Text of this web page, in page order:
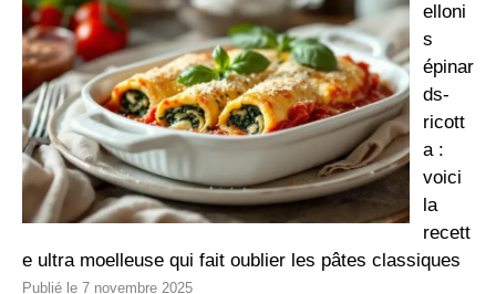
elloni
s
épinar
ds-
ricott
a :
voici
la
recett
e ultra moelleuse qui fait oublier les pâtes classiques
7 novembre 2025